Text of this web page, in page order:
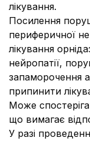
лікування.
Посилення
периферичної
лікування
нейропатії,
запаморочення
припинити
Може
що вимагає
У разі